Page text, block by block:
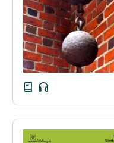
E-kolekcja lektur
szkolnych i literatury do
słuchania dla uczennic i
uczniów z
niepełnosprawnościami
Feministyczne inspiracje.
Popularyzacja
skandynawskiej literatury
feministycznej